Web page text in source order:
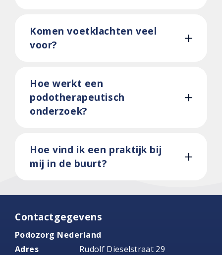
Komen voetklachten veel
voor?
Hoe werkt een
podotherapeutisch
onderzoek?
Hoe vind ik een praktijk bij
mij in de buurt?
Contactgegevens
Podozorg Nederland
Adres
Rudolf Dieselstraat 29